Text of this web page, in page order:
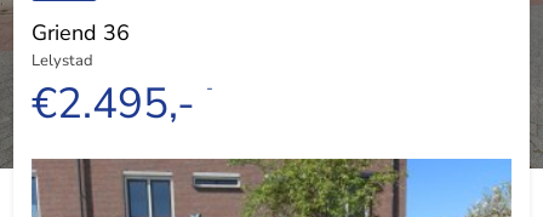
Griend 36
Lelystad
€2.495,- -